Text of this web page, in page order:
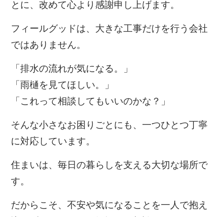
とに、改めて心より感謝申し上げます。
フィールグッドは、大きな工事だけを行う会社
ではありません。
「排水の流れが気になる。」
「雨樋を見てほしい。」
「これって相談してもいいのかな？」
そんな小さなお困りごとにも、一つひとつ丁寧
に対応しています。
住まいは、毎日の暮らしを支える大切な場所で
す。
だからこそ、不安や気になることを一人で抱え